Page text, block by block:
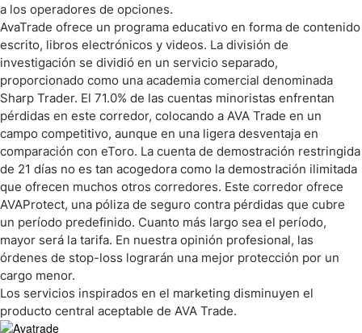
a los operadores de opciones.
AvaTrade ofrece un programa educativo en forma de contenido
escrito, libros electrónicos y videos. La división de
investigación se dividió en un servicio separado,
proporcionado como una academia comercial denominada
Sharp Trader. El 71.0% de las cuentas minoristas enfrentan
pérdidas en este corredor, colocando a AVA Trade en un
campo competitivo, aunque en una ligera desventaja en
comparación con eToro. La cuenta de demostración restringida
de 21 días no es tan acogedora como la demostración ilimitada
que ofrecen muchos otros corredores. Este corredor ofrece
AVAProtect, una póliza de seguro contra pérdidas que cubre
un período predefinido. Cuanto más largo sea el período,
mayor será la tarifa. En nuestra opinión profesional, las
órdenes de stop-loss lograrán una mejor protección por un
cargo menor.
Los servicios inspirados en el marketing disminuyen el
producto central aceptable de AVA Trade.